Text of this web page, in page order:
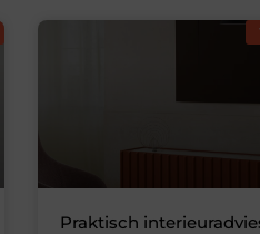
Praktisch